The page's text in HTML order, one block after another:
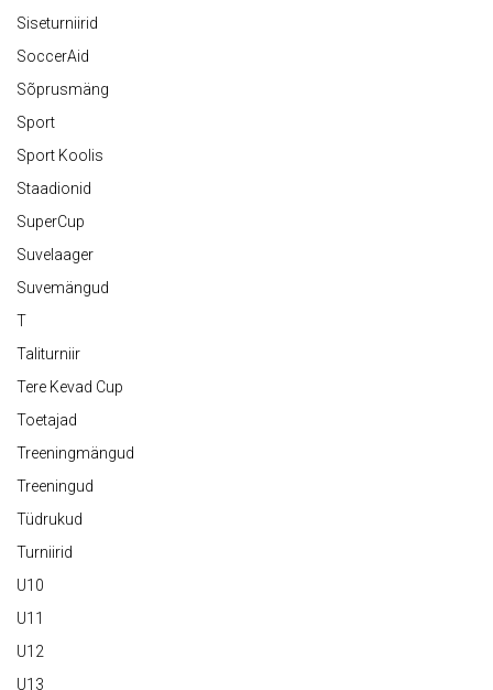
Siseturniirid
SoccerAid
Sõprusmäng
Sport
Sport Koolis
Staadionid
SuperCup
Suvelaager
Suvemängud
T
Taliturniir
Tere Kevad Cup
Toetajad
Treeningmängud
Treeningud
Tüdrukud
Turniirid
U10
U11
U12
U13